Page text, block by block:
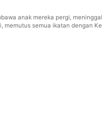
anak mereka pergi,
memutus semua ikatan dengan